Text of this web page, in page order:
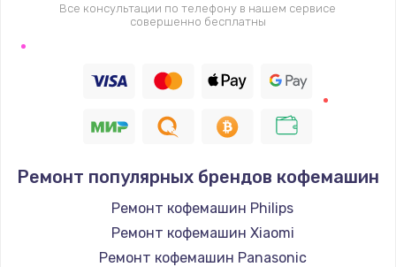
Все консультации по телефону в нашем сервисе
совершенно бесплатны
Ремонт популярных брендов кофемашин
Ремонт кофемашин Philips
Ремонт кофемашин Xiaomi
Ремонт кофемашин Panasonic